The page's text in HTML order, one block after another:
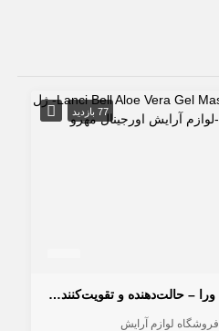
77 بازدید
ژل ابرو لنسی بل مدل آلوئه ورا – حالت‌دهنده و تقویت‌کننده ابرو
فروشگاه لوازم آرایش